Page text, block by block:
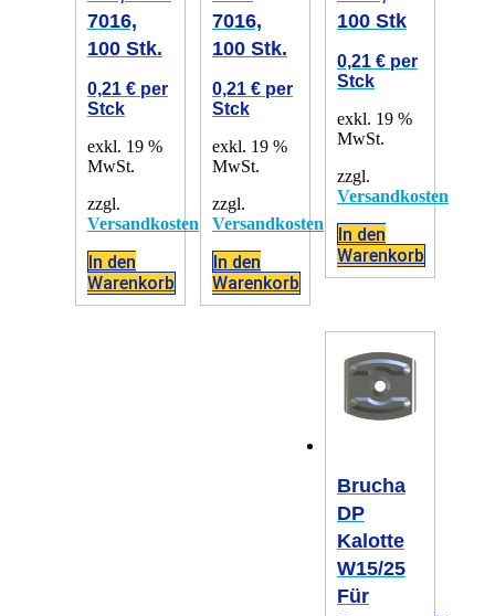
7016,
100 Stk.
0,21 € per
Stck
exkl. 19 %
MwSt.
zzgl.
Versandkosten
In den
Warenkorb
7016,
100 Stk.
0,21 € per
Stck
exkl. 19 %
MwSt.
zzgl.
Versandkosten
In den
Warenkorb
100 Stk
0,21 € per
Stck
exkl. 19 %
MwSt.
zzgl.
Versandkosten
In den
Warenkorb
Brucha
DP
Kalotte
W15/25
Für